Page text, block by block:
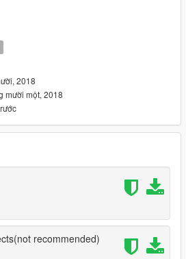
2018
mười một, 2018
recommended)